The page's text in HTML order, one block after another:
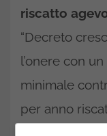
riscatto
“Decreto
l’onere con
minimale
per anno